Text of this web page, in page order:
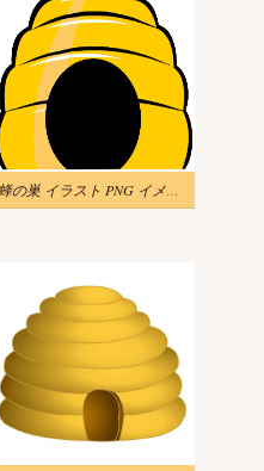
蜂の巣 イラスト PNG イメージ